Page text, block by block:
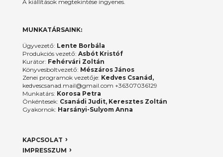
A kiállítások megtekintése ingyenes.
MUNKATÁRSAINK:
Ügyvezető: Lente Borbála
Produkciós vezető: Asbót Kristóf
Kurátor: Fehérvári Zoltán
Könyvesboltvezető: Mészáros János
Zenei programok vezetője: Kedves Csanád,
kedvescsanad.mail@gmail.com +36307036129
Munkatárs: Korosa Petra
Önkéntesek: Csanádi Judit, Keresztes Zoltán
Gyakornok: Harsányi-Sulyom Anna
KAPCSOLAT
IMPRESSZUM